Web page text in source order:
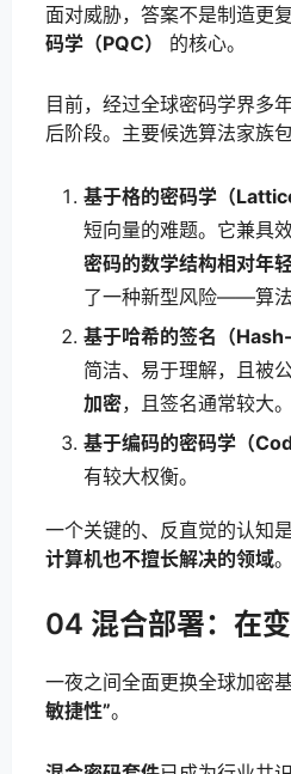
面对威胁，答案不是制造更
码学（PQC）
的核心。
目前，经过全球密码学界多
后阶段。主要候选算法家族包
基于格的密码学（
短向量的难题。它兼具
密码的数学结构相对年
了一种新型风险——算法
基于哈希的签名（
简洁、易于理解，且被
加密，且签名通常较大。
基于编码的密码学（
有较大权衡。
一个关键的、反直觉的认知是
计算机也不擅长解决的领域
04 混合部署：在
一夜之间全面更换全球加密
敏捷性”。